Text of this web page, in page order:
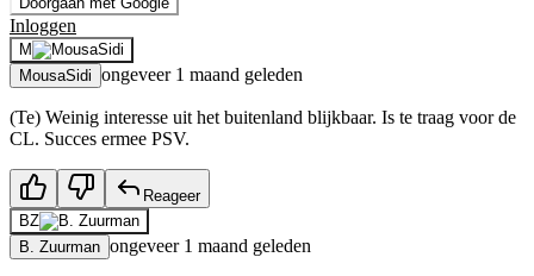
Inloggen
M
MousaSidi ongeveer 1 maand geleden
(Te) Weinig interesse uit het buitenland blijkbaar. Is te traag voor de
CL. Succes ermee PSV.
Reageer
BZ
B. Zuurman ongeveer 1 maand geleden